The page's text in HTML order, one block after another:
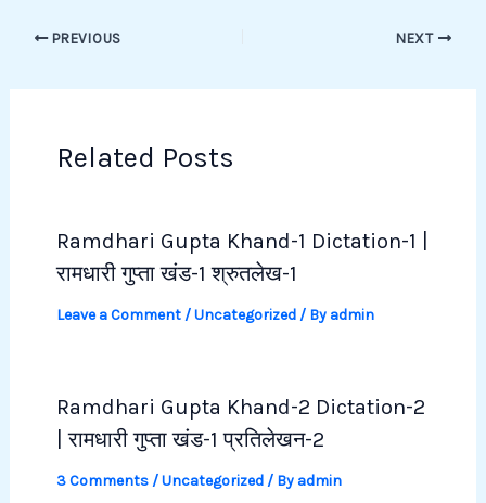
PREVIOUS NEXT
Related Posts
Ramdhari Gupta Khand-1 Dictation-1 |
रामधारी गुप्ता खंड-1 श्रुतलेख-1
Leave a Comment /Uncategorized/ Byadmin
Ramdhari Gupta Khand-2 Dictation-2
| रामधारी गुप्ता खंड-1 प्रतिलेखन-2
3 Comments /Uncategorized/ Byadmin